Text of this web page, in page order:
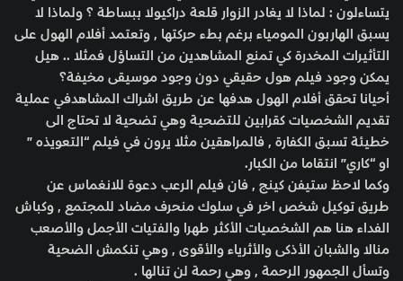
يتساءلون : لماذا لا يغادر الزوار قلعة دراكيولا ببساطة ؟ ولماذا لا
يسبق الهاربون المومياء برغم بطء حركتها , وتعتمد أفلام الهول على
التأثيرات المخدرة كي تمنع المشاهدين من التساؤل فمثلا .. هيل
يمكن وجود فيلم هول حقيقي دون وجود موسيقى مخيفة؟
أحيانا تحقق أفلام الهول هدفها عن طريق اشراك المشاهدفي عملية
تقديم الشخصيات كقرابين للتضحية وهي تضحية لا تحتاج الى
خطيئة تسبق الكفارة , فالمراهقين مثلا يرون في فيلم “التعويذه ”
او “كاري” انتقاما من الكبار.
وكما لاحظ ستيفن كينج , فان فيلم الرعب دعوة للانغماس عن
طريق توكيل شخص اخر في سلوك منحرف مضاد للمجتمع , وكباش
الفداء هنا هم الشخصيات الأكثر طهرا والفتيات الأجمل والأصعب
منالا والشبان الأذكى والأثرياء والأقوى , وهي تنكمش الضحية
وتسأل الجمهور الرحمة , وهي رحمة لن تنالها .